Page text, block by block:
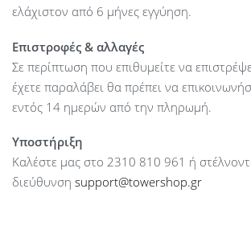
ελάχιστον από 6 μήνες εγγύηση.
Επιστροφές & αλλαγές
Σε περίπτωση που επιθυμείτε να
έχετε παραλάβει θα πρέπει να
εντός 14 ημερών από την πληρωμή.
Υποστήριξη
Καλέστε μας στο 2310 810 961 ή
διεύθυνση support@towershop.gr